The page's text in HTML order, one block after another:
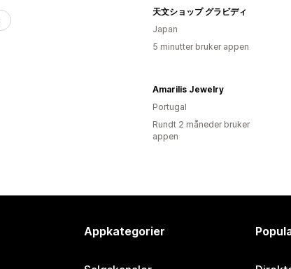
天文ショップ グラビディ
Japan
5 minutter bruker appen
Amarilis Jewelry
Portugal
Rundt 2 måneder bruker
appen
Appkategorier